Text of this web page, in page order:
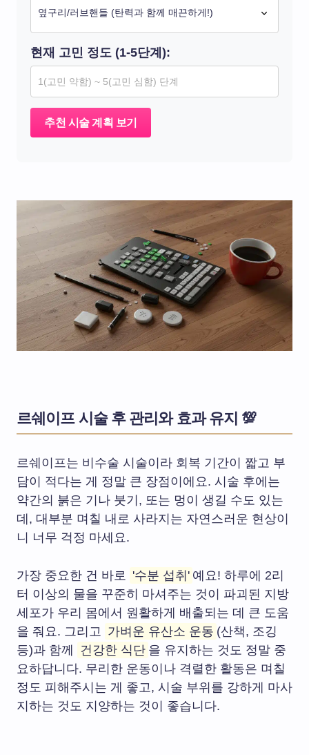
현재 고민 정도 (1-5단계):
추천 시술 계획 보기
르쉐이프 시술 후 관리와 효과 유지 💯
르쉐이프는 비수술 시술이라 회복 기간이 짧고 부
담이 적다는 게 정말 큰 장점이에요. 시술 후에는
약간의 붉은 기나 붓기, 또는 멍이 생길 수도 있는
데, 대부분 며칠 내로 사라지는 자연스러운 현상이
니 너무 걱정 마세요.
가장 중요한 건 바로 '수분 섭취' 예요! 하루에 2리
터 이상의 물을 꾸준히 마셔주는 것이 파괴된 지방
세포가 우리 몸에서 원활하게 배출되는 데 큰 도움
을 줘요. 그리고
가벼운 유산소 운동 (산책, 조깅
등)과 함께
건강한 식단 을 유지하는 것도 정말 중
요하답니다. 무리한 운동이나 격렬한 활동은 며칠
정도 피해주시는 게 좋고, 시술 부위를 강하게 마사
지하는 것도 지양하는 것이 좋습니다.